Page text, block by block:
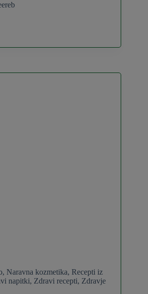
, Naravna kozmetika, Recepti iz
napitki, Zdravi recepti, Zdravje